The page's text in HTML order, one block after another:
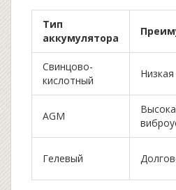
Тип
аккумулятора
Свинцово-
кислотный
AGM
Гелевый